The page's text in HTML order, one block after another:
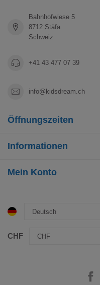
Bahnhofwiese 5
8712 Stäfa
Schweiz
+41 43 477 07 39
info@kidsdream.ch
Öffnungszeiten
Informationen
Mein Konto
CHF